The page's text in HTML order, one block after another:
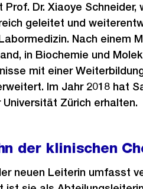
Prof. Dr. Xiaoye
geleitet und
Nach einem
in Biochemie und
mit einer
Im Jahr 2018 hat
Zürich erhalten.
der klinischen
neuen Leiterin umfasst